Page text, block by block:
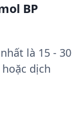
BP
là 15 - 30
dịch